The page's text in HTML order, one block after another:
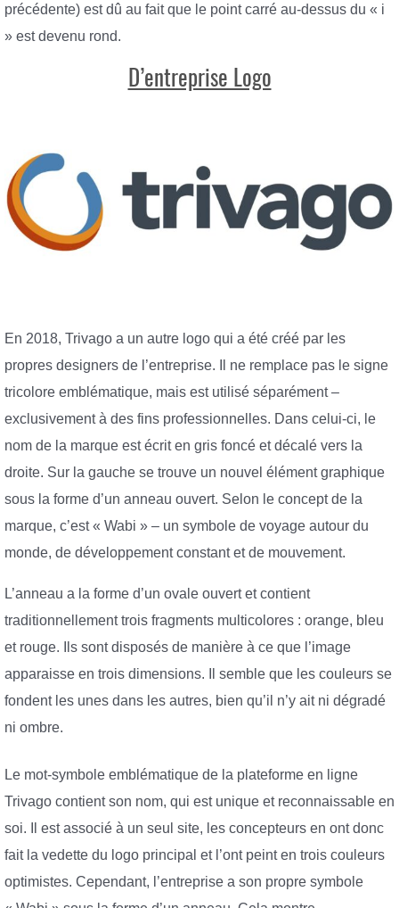
précédente) est dû au fait que le point carré au-dessus du « i
» est devenu rond.
D’entreprise Logo
En 2018, Trivago a un autre logo qui a été créé par les
propres designers de l’entreprise. Il ne remplace pas le signe
tricolore emblématique, mais est utilisé séparément –
exclusivement à des fins professionnelles. Dans celui-ci, le
nom de la marque est écrit en gris foncé et décalé vers la
droite. Sur la gauche se trouve un nouvel élément graphique
sous la forme d’un anneau ouvert. Selon le concept de la
marque, c’est « Wabi » – un symbole de voyage autour du
monde, de développement constant et de mouvement.
L’anneau a la forme d’un ovale ouvert et contient
traditionnellement trois fragments multicolores : orange, bleu
et rouge. Ils sont disposés de manière à ce que l’image
apparaisse en trois dimensions. Il semble que les couleurs se
fondent les unes dans les autres, bien qu’il n’y ait ni dégradé
ni ombre.
Le mot-symbole emblématique de la plateforme en ligne
Trivago contient son nom, qui est unique et reconnaissable en
soi. Il est associé à un seul site, les concepteurs en ont donc
fait la vedette du logo principal et l’ont peint en trois couleurs
optimistes. Cependant, l’entreprise a son propre symbole